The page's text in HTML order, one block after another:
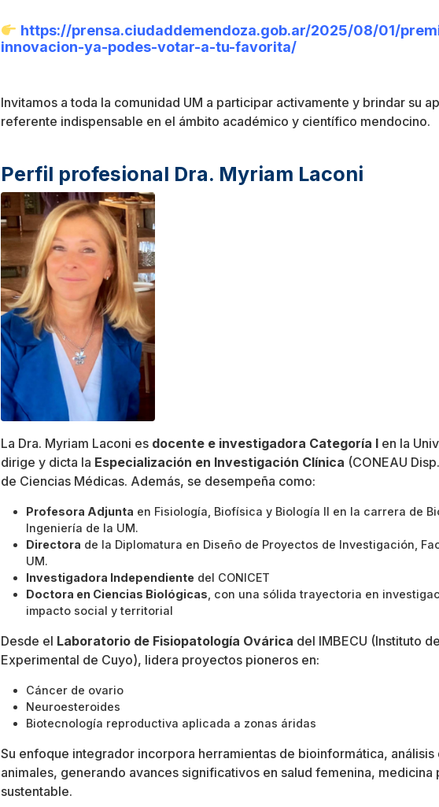
https://prensa.ciudaddemendoza.gob.ar/2025/08/01/
innovacion-ya-podes-votar-a-tu-favorita/
Invitamos a toda la comunidad UM a participar activamente y brindar su
referente indispensable en el ámbito académico y científico mendocino.
Perfil profesional Dra. Myriam Laconi
La Dra. Myriam Laconi es docente e investigadora Categoría I en la
dirige y dicta la Especialización en Investigación Clínica (CONEAU
de Ciencias Médicas. Además, se desempeña como:
Profesora Adjunta en Fisiología, Biofísica y Biología II en la carrera de
Ingeniería de la UM.
Directora de la Diplomatura en Diseño de Proyectos de Investigación,
UM.
Investigadora Independiente del CONICET
Doctora en Ciencias Biológicas , con una sólida trayectoria en
impacto social y territorial
Desde el Laboratorio de Fisiopatología Ovárica del IMBECU (Instituto
Experimental de Cuyo), lidera proyectos pioneros en:
Cáncer de ovario
Neuroesteroides
Biotecnología reproductiva aplicada a zonas áridas
Su enfoque integrador incorpora herramientas de bioinformática,
animales, generando avances significativos en salud femenina,
sustentable.